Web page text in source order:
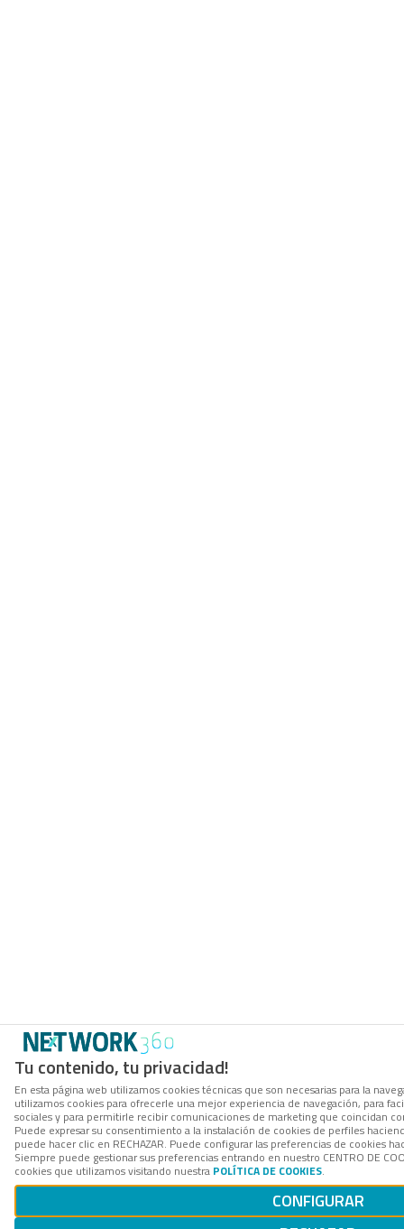
Tu contenido, tu privacidad!
En esta página web utilizamos cookies técnicas que son necesarias para la
utilizamos cookies para ofrecerle una mejor experiencia de navegación, para
sociales y para permitirle recibir comunicaciones de marketing que coincidan
Puede expresar su consentimiento a la instalación de cookies de perfiles
puede hacer clic en RECHAZAR. Puede configurar las preferencias de cookies
Siempre puede gestionar sus preferencias entrando en nuestro CENTRO DE
cookies que utilizamos visitando nuestra POLÍTICA DE COOKIES.
CONFIGURAR